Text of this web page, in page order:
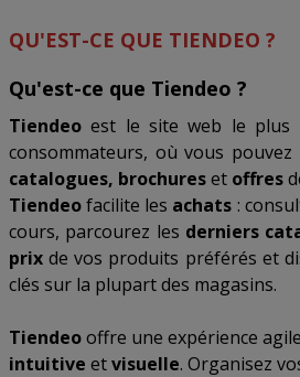
QU'EST-CE QUE TIENDEO ?
Qu'est-ce que Tiendeo ?
Tiendeo est le site web le plus
consommateurs, où vous
catalogues, brochureset offres
Tiendeofacilite les achats :
cours, parcourez les derniers
prix de vos produits préférés et
clés sur la plupart des magasins.
Tiendeooffre une expérience
intuitive etvisuelle. Organisez